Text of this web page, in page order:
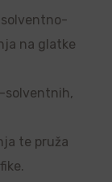
na glatke
solventnih,
te pruža